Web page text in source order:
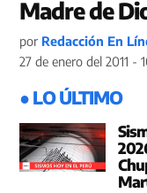
Madre de
por Redacción En
27 de enero del 2011 -
● LO ÚLTIMO